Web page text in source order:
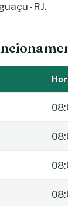
- RJ.